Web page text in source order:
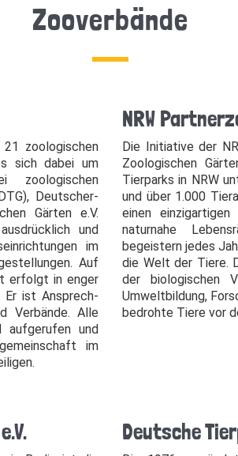
Zooverbände
zoologischen
sich dabei um
zoologischen
Deutscher-
Gärten e.V.
und
im
Auf
erfolgt in enger
Er ist Ansprech-
Verbände. Alle
aufgerufen und
im
NRW
Die Initiative der
Zoologischen
Tierparks in NRW
und über 1.000
einen
naturnahe
begeistern jedes
die Welt der Tiere.
der biologischen
Umweltbildung,
bedrohte Tiere vor
Deutsche